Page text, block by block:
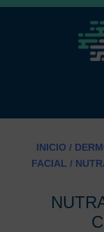
INICIO /
FACIAL /